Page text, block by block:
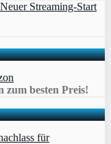
Streaming‑Start
zum besten Preis!
für